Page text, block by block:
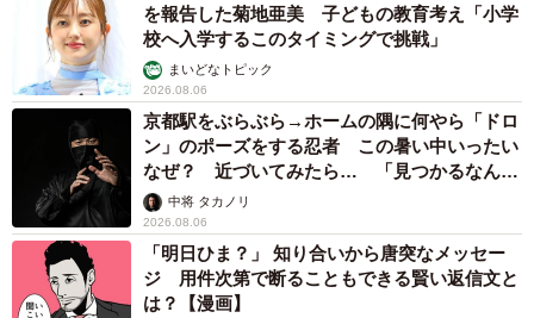
を報告した菊地亜美 子どもの教育考え「小学
校へ入学するこのタイミングで挑戦」
まいどなトピック
2026.08.06
京都駅をぶらぶら→ホームの隅に何やら「ドロ
ン」のポーズをする忍者 この暑い中いったい
なぜ？ 近づいてみたら… 「見つかるなんて
未熟」中将 タカノリ
2026.08.06
「明日ひま？」 知り合いから唐突なメッセー
ジ 用件次第で断ることもできる賢い返信文と
は？【漫画】